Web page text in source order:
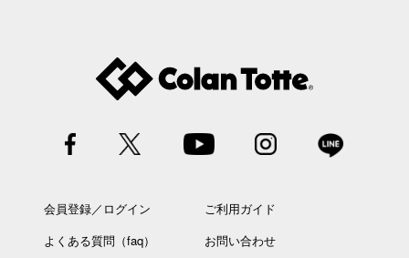
会員登録／ログイン
ご利用ガイド
よくある質問（faq）
お問い合わせ